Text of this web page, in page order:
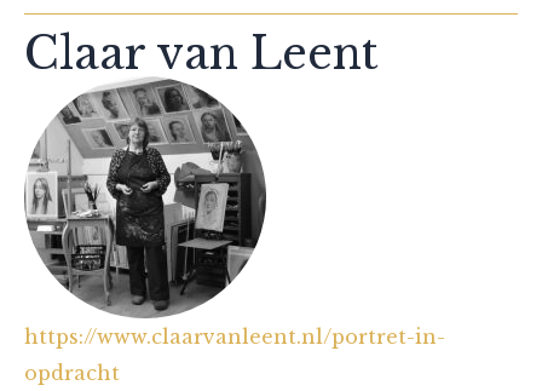
Claar van Leent
https://www.claarvanleent.nl/portret-in-
opdracht